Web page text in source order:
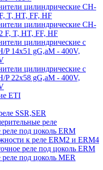
цилиндрические CH-
T, HT, FF, HF
цилиндрические CH-
F, T, HT, FF, HF
цилиндрические с
P 14x51 gG,aM - 400V,
цилиндрические с
P 22x58 gG,aM - 400V,
ETI
SSR,SER
реле
под цоколь ERM
к реле ERM2 и ERM4
реле под цоколь ERM
под цоколь MER